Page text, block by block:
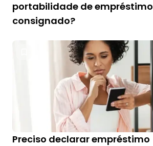
portabilidade de empréstimo
consignado?
Preciso declarar empréstimo